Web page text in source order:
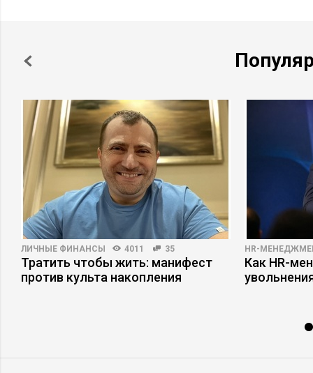
ЛИЧНЫЕ ФИНАНСЫ 4011 35
Тратить чтобы жить: манифест
против культа накопления
HR-
Как HR-